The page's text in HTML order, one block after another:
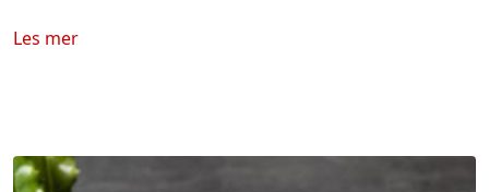
Les mer